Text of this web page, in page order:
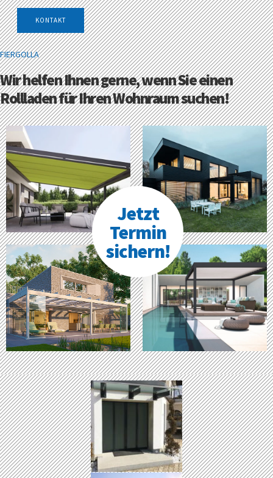
FIERGOLLA
Wir helfen Ihnen gerne, wenn Sie einen
Rollladen für Ihren Wohnraum suchen!
Jetzt
Termin
sichern!
KONTAKT